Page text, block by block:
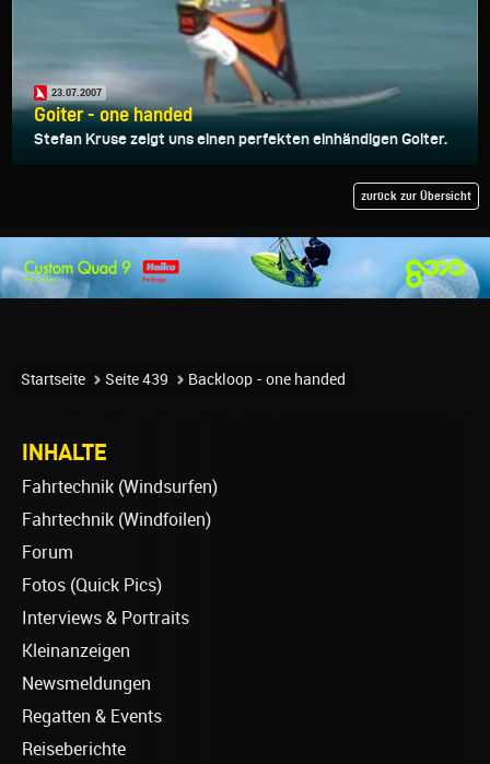
23.07.2007
Goiter - one handed
Stefan Kruse zeigt uns einen perfekten einhändigen Goiter.
zurück zur Übersicht
Startseite Seite 439 Backloop - one handed
INHALTE
Fahrtechnik (Windsurfen)
Fahrtechnik (Windfoilen)
Forum
Fotos (Quick Pics)
Interviews & Portraits
Kleinanzeigen
Newsmeldungen
Regatten & Events
Reiseberichte